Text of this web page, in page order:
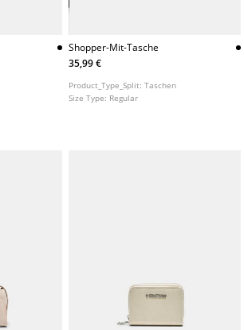
Shopper-Mit-Tasche
35,99 €
Product_Type_Split:Taschen
Size Type: Regular